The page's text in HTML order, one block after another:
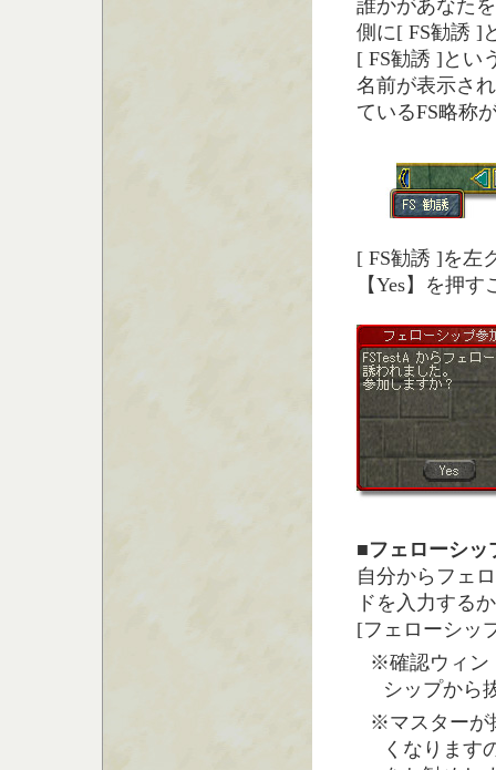
誰かがあなた
側に[ FS勧誘 ]
[ FS勧誘 ]とい
名前が表示さ
ているFS略称
[ FS勧誘 ]を左
【Yes】を押
■フェローシッ
自分からフェ
ドを入力する
[フェローシッ
※確認ウィン
シップから
※マスターが
くなります